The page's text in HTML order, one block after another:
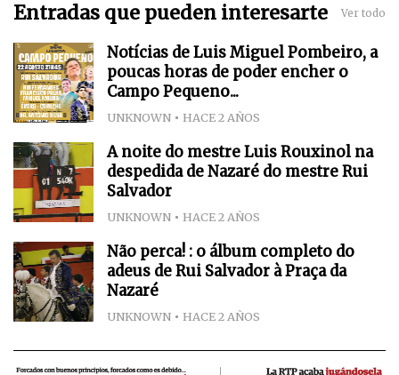
Entradas que pueden interesarte Ver todo
Notícias de Luis Miguel Pombeiro, a
poucas horas de poder encher o
Campo Pequeno...
UNKNOWN HACE 2 AÑOS
A noite do mestre Luis Rouxinol na
despedida de Nazaré do mestre Rui
Salvador
UNKNOWN HACE 2 AÑOS
Não perca! : o álbum completo do
adeus de Rui Salvador à Praça da
Nazaré
UNKNOWN HACE 2 AÑOS